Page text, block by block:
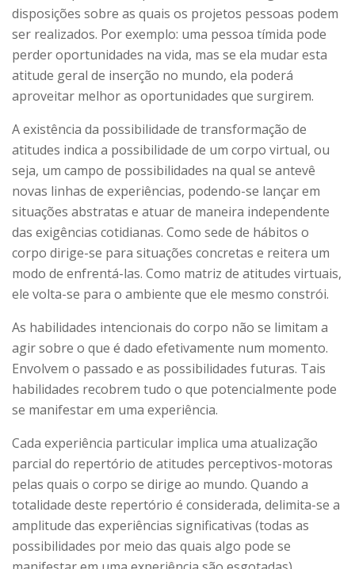
disposições sobre as quais os projetos pessoas podem
ser realizados. Por exemplo: uma pessoa tímida pode
perder oportunidades na vida, mas se ela mudar esta
atitude geral de inserção no mundo, ela poderá
aproveitar melhor as oportunidades que surgirem.
A existência da possibilidade de transformação de
atitudes indica a possibilidade de um corpo virtual, ou
seja, um campo de possibilidades na qual se antevê
novas linhas de experiências, podendo-se lançar em
situações abstratas e atuar de maneira independente
das exigências cotidianas. Como sede de hábitos o
corpo dirige-se para situações concretas e reitera um
modo de enfrentá-las. Como matriz de atitudes virtuais,
ele volta-se para o ambiente que ele mesmo constrói.
As habilidades intencionais do corpo não se limitam a
agir sobre o que é dado efetivamente num momento.
Envolvem o passado e as possibilidades futuras. Tais
habilidades recobrem tudo o que potencialmente pode
se manifestar em uma experiência.
Cada experiência particular implica uma atualização
parcial do repertório de atitudes perceptivos-motoras
pelas quais o corpo se dirige ao mundo. Quando a
totalidade deste repertório é considerada, delimita-se a
amplitude das experiências significativas (todas as
possibilidades por meio das quais algo pode se